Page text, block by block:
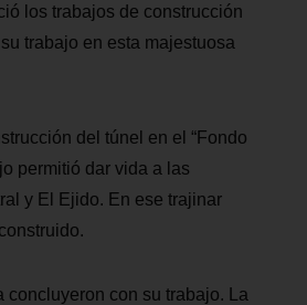
los trabajos de construcción
trabajo en esta majestuosa
del túnel en el “Fondo
permitió dar vida a las
y El Ejido. En ese trajinar
con su trabajo. La